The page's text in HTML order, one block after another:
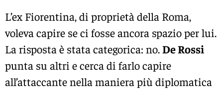
L’ex Fiorentina, di proprietà della Roma,
voleva capire se ci fosse ancora spazio per lui.
La risposta è stata categorica: no.De Rossi
punta su altri e cerca di farlo capire
all’attaccante nella maniera più diplomatica